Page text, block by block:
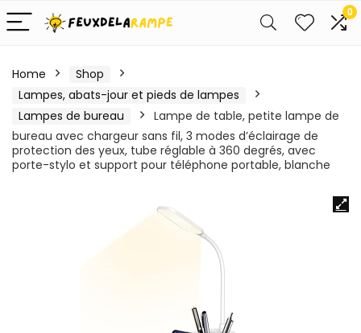
0
Home
Shop
Lampes, abats-jour et pieds de lampes
Lampes de bureau
Lampe de table, petite lampe de
bureau avec chargeur sans fil, 3 modes d’éclairage de
protection des yeux, tube réglable à 360 degrés, avec
porte-stylo et support pour téléphone portable, blanche